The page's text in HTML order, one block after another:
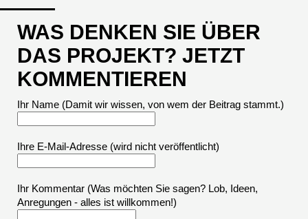
WAS DENKEN SIE ÜBER
DAS PROJEKT? JETZT
KOMMENTIEREN
Ihr Name (Damit wir wissen, von wem der Beitrag stammt.)
Ihre E-Mail-Adresse (wird nicht veröffentlicht)
Ihr Kommentar (Was möchten Sie sagen? Lob, Ideen,
Anregungen - alles ist willkommen!)